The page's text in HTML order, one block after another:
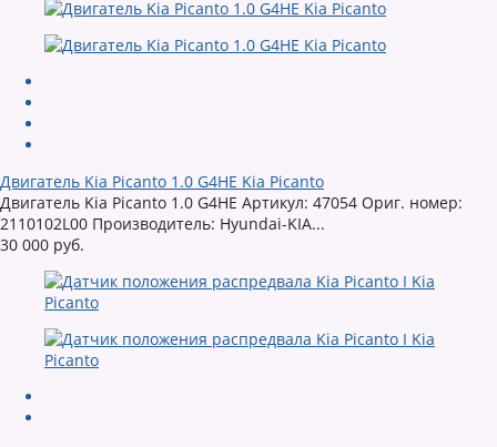
Двигатель Kia Picanto 1.0 G4HE Kia Picanto
Двигатель Kia Picanto 1.0 G4HE Артикул: 47054 Ориг. номер:
2110102L00 Производитель: Hyundai-KIA...
30 000 руб.